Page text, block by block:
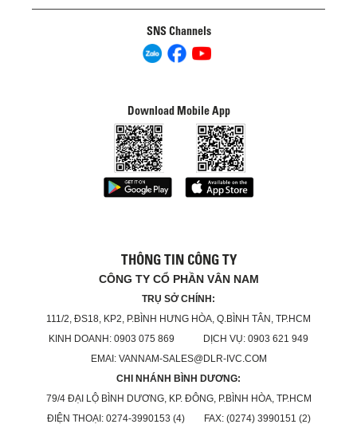
SNS Channels
Download Mobile App
THÔNG TIN CÔNG TY
CÔNG TY CỔ PHẦN VÂN NAM
TRỤ SỞ CHÍNH:
111/2, ĐS18, KP2, P.BÌNH HƯNG HÒA, Q.BÌNH TÂN, TP.HCM
KINH DOANH: 0903 075 869 DỊCH VỤ: 0903 621 949
EMAI: VANNAM-SALES@DLR-IVC.COM
CHI NHÁNH BÌNH DƯƠNG:
79/4 ĐẠI LỘ BÌNH DƯƠNG, KP. ĐÔNG, P.BÌNH HÒA, TP.HCM
ĐIỆN THOẠI: 0274-3990153 (4) FAX: (0274) 3990151 (2)